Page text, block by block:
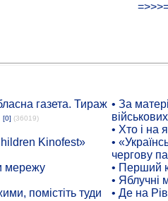
газета. Тираж
[0] (36019)
Kinofest»
мережу
помістіть туди
• За
• Хто і на
•
чергову
• Перший
• Яблучні
• Де на